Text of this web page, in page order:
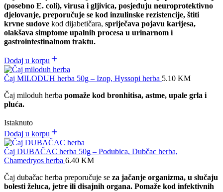
(posebno E. coli), virusa i gljivica, posjeduju neuroprotektivno
djelovanje, preporučuje se kod inzulinske rezistencije, štiti
krvne sudove kod dijabetičara, spriječava pojavu karijesa,
olakšava simptome upalnih procesa u urinarnom i
gastrointestinalnom traktu.
Dodaj u korpu
Čaj MILODUH herba 50g – Izop, Hyssopi herba 5.10 KM
Čaj miloduh herba pomaže kod bronhitisa, astme, upale grla i
pluća.
Istaknuto
Dodaj u korpu
Čaj DUBAČAC herba 50g – Podubica, Dubčac herba,
Chamedryos herba 6.40 KM
Čaj dubačac herba preporučuje se za jačanje organizma, u slučaju
bolesti želuca, jetre ili disajnih organa. Pomaže kod infektivnih